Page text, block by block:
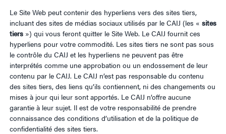
Le Site Web peut contenir des hyperliens vers des sites tiers,
incluant des sites de médias sociaux utilisés par le CAIJ (les « sites
tiers») qui vous feront quitter le Site Web. Le CAIJ fournit ces
hyperliens pour votre commodité. Les sites tiers ne sont pas sous
le contrôle du CAIJ et les hyperliens ne peuvent pas être
interprétés comme une approbation ou un endossement de leur
contenu par le CAIJ. Le CAIJ n’est pas responsable du contenu
des sites tiers, des liens qu’ils contiennent, ni des changements ou
mises à jour qui leur sont apportés. Le CAIJ n’offre aucune
garantie à leur sujet. Il est de votre responsabilité de prendre
connaissance des conditions d’utilisation et de la politique de
confidentialité des sites tiers.